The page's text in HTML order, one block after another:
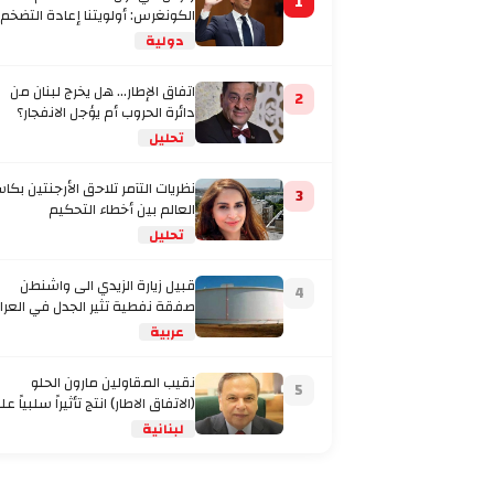
الكونغرس: أولويتنا إعادة التضخم
إلى المستهدف
دولية
2 اتفاق الإطار... هل يخرج لبنان من
دائرة الحروب أم يؤجل الانفجار؟
تحليل
3 نظريات التآمر تلاحق الأرجنتين
العالم بين أخطاء التحكيم
والاتهامات بتفصيل
تحليل
4 قبيل زيارة الزيدي الى واشنطن
صفقة نفطية تثير الجدل في
عربية
5 نقيب المقاولين مارون الحلو
(الاتفاق الاطار) انتج تأثيراً سلبياً على
لبنانية